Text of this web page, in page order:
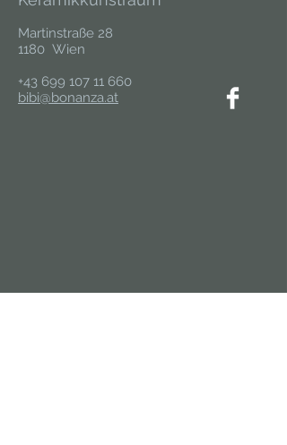
Martinstraße 28
1180 Wien
+43 699 107 11 660
bibi@bonanza.at